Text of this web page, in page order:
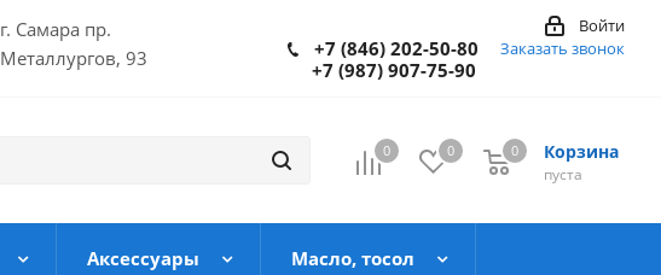
г. Самара пр.
Металлургов, 93
Войти
+7 (846) 202-50-80
+7 (987) 907-75-90
Заказать звонок
0 0 Корзина
пуста
0
Аксессуары Масло, тосол